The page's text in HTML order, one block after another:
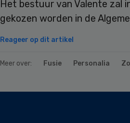
Het bestuur van Valente zal
gekozen worden in de
Reageer op dit artikel
Meer over: Fusie Personalia